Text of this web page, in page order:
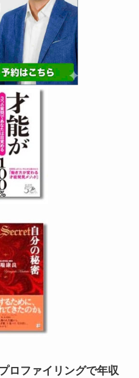
ロファイリングで年収